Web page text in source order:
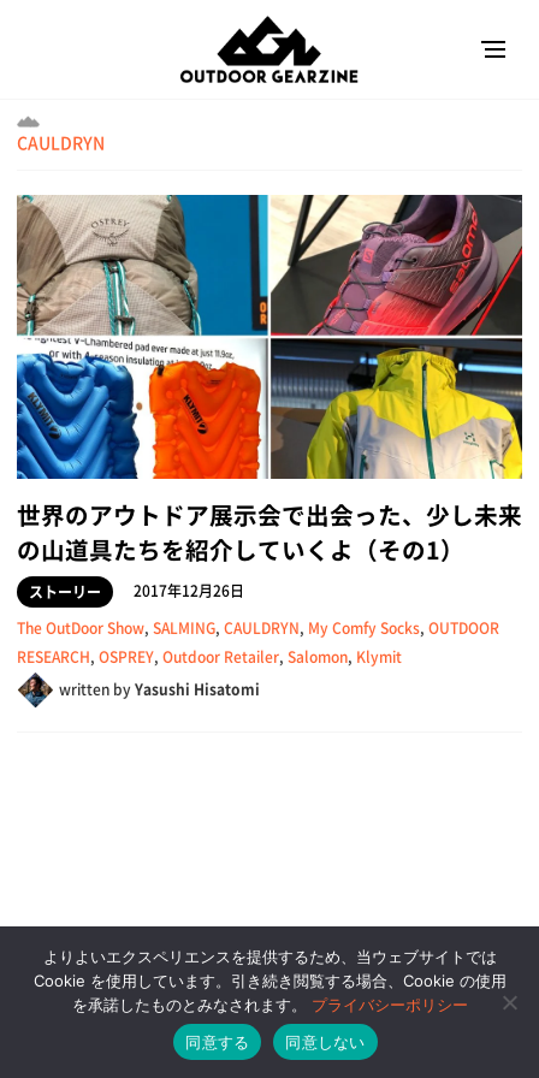
CAULDRYN
世界のアウトドア展示会で出会った、少し未来
の山道具たちを紹介していくよ（その1）
ストーリー
2017年12月26日
The OutDoor Show, SALMING, CAULDRYN, My Comfy Socks, OUTDOOR
RESEARCH, OSPREY, Outdoor Retailer, Salomon, Klymit
written byYasushi Hisatomi
よりよいエクスペリエンスを提供するため、当ウェブサイトでは
Cookie を使用しています。引き続き閲覧する場合、Cookie の使用
を承諾したものとみなされます。 プライバシーポリシー
同意する
同意しない